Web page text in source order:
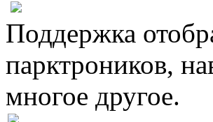
Поддержка
парктроников,
многое другое.